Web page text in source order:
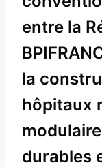
entre la
la
hôpitaux
durables